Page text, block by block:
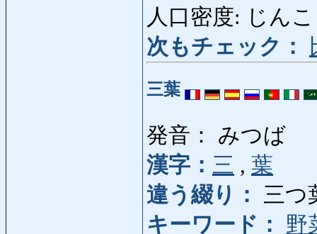
人口密度: じん
次もチェック：
三葉
発音： みつば
漢字： 三 , 葉
違う綴り：
三つ
キーワード：
野